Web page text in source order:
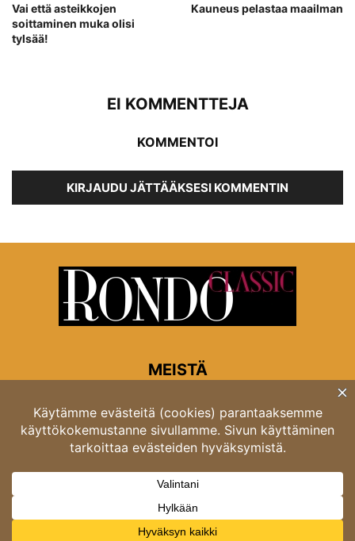
Vai että asteikkojen
soittaminen muka olisi
tylsää!
Kauneus pelastaa maailman
EI KOMMENTTEJA
KOMMENTOI
KIRJAUDU JÄTTÄÄKSESI KOMMENTIN
MEISTÄ
Rondon toimitus
Opastinsilta 6A 00520 Helsinki
Asiakaspalvelu: puh. 03 4246 5318
asiakaspalvelu@rondo.fi
Ota meihin yhteyttä:toimitus@rondo.fi